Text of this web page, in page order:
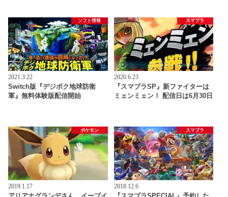
ソフト情報
2021.3.22
Switch版『デジボク地球防衛
軍』無料体験版配信開始
スマブラ
2020.6.23
『スマブラSP』新ファイターは
ミェンミェン！ 配信日は6月30日
ポケモン
2019.1.17
スマブラ
2018.12.6